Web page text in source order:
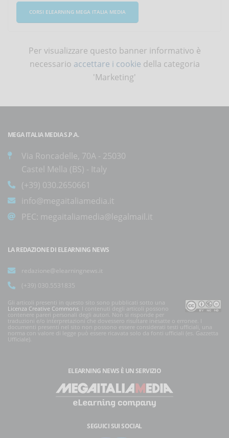
CORSI ELEARNING MEGA ITALIA MEDIA
Per visualizzare questo banner informativo è
necessario accettare i cookie della categoria
'Marketing'
MEGA ITALIA MEDIA S.P.A.
Via Roncadelle, 70A - 25030
Castel Mella (BS) - Italy
(+39) 030.2650661
info@megaitaliamedia.it
PEC: megaitaliamedia@legalmail.it
LA REDAZIONE DI ELEARNING NEWS
redazione@elearningnews.it
(+39) 030.5531835
Gli articoli presenti in questo sito sono pubblicati sotto una
Licenza Creative Commons. I contenuti degli articoli possono
contenere pareri personali degli autori. Non si risponde per
traduzioni e/o interpretazioni che dovessero risultare inesatte o erronee. I
documenti presenti nel sito non possono essere considerati testi ufficiali, una
norma con valore di legge può essere ricavata solo da fonti ufficiali (es. Gazzetta
Ufficiale).
ELEARNING NEWS È UN SERVIZIO
SEGUICI SUI SOCIAL